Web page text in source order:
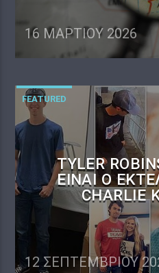
16 ΜΑΡΤΊΟΥ 2026
FEATURED
TYLER
ΕΙΝΑΙ Ο
CHARLIE
12 ΣΕΠΤΕΜΒΡΊΟΥ